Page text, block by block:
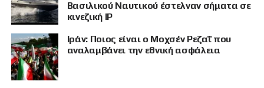
Βασιλικού Ναυτικού έστελναν σήματα σε
κινεζική IP
Ιράν: Ποιος είναι ο Μοχσέν Ρεζαΐ που
αναλαμβάνει την εθνική ασφάλεια